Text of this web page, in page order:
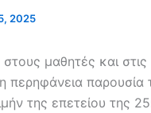
2025
μαθητές και
περηφάνεια
της επετείου της